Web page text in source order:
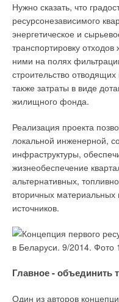
Нужно сказать, что
ресурсонезависимого
энергетическое и
транспортировку
ними на полях
строительство
также затраты в виде
жилищного фонда.
Реализация проекта
локальной инженерной,
инфраструктуры,
жизнеобеспечение
альтернативных,
вторичных
источников.
Главное - объединить
Один из авторов
его эффективность:
Шнек на входе
подшипников
защиту от кавитации;
Фильтр на всасывании
перекачиваемой
блокировки;
Встроенный обратный
срабатывания
гидравлических
Упорное кольцо
изменении
момент пуска;
Встроенные каналы
циркуляцию воды,
«Водоканал сервис»
скважинное
например, неделю, и